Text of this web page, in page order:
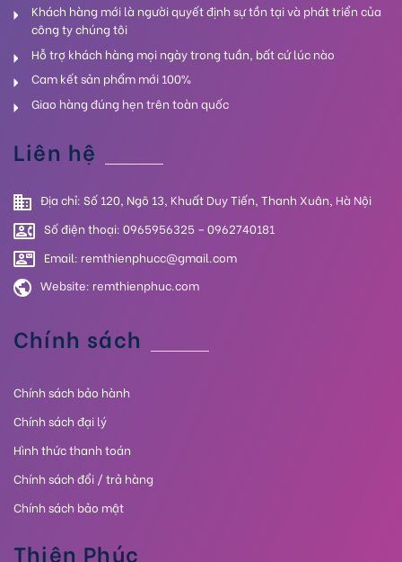
Khách hàng mới là người quyết định sự tồn tại và phát triển của
công ty chúng tôi
Hỗ trợ khách hàng mọi ngày trong tuần, bất cứ lúc nào
Cam kết sản phẩm mới 100%
Giao hàng đúng hẹn trên toàn quốc
Liên hệ
Địa chỉ: Số 120, Ngõ 13, Khuất Duy Tiến, Thanh Xuân, Hà Nội
Số điện thoại: 0965956325 – 0962740181
Email: remthienphucc@gmail.com
Website: remthienphuc.com
Chính sách
Chính sách bảo hành
Chính sách đại lý
Hình thức thanh toán
Chính sách đổi / trả hàng
Chính sách bảo mật
Thiên Phúc